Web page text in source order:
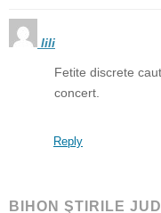
lili
Fetite discrete
concert.
Reply
BIHON ŞTIRILE